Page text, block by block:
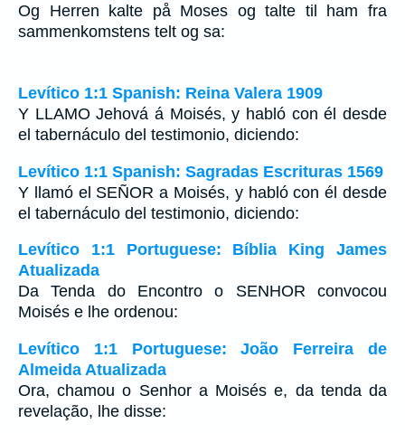
Og Herren kalte på Moses og talte til ham fra
sammenkomstens telt og sa:
Levítico 1:1 Spanish: Reina Valera 1909
Y LLAMO Jehová á Moisés, y habló con él desde
el tabernáculo del testimonio, diciendo:
Levítico 1:1 Spanish: Sagradas Escrituras 1569
Y llamó el SEÑOR a Moisés, y habló con él desde
el tabernáculo del testimonio, diciendo:
Levítico 1:1 Portuguese: Bíblia King James
Atualizada
Da Tenda do Encontro o SENHOR convocou
Moisés e lhe ordenou:
Levítico 1:1 Portuguese: João Ferreira de
Almeida Atualizada
Ora, chamou o Senhor a Moisés e, da tenda da
revelação, lhe disse: